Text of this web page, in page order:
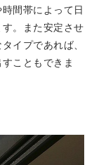
間帯によって日
。また安定させ
イプであれば、
こともできま